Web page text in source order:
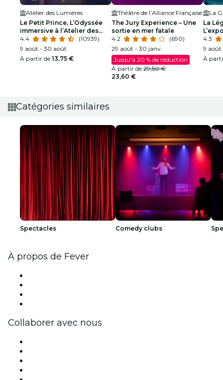
Atelier des Lumières
Le Petit Prince, L’Odyssée
immersive à l’Atelier des
Lumières
4.4
(10939)
9 août - 30 août
À partir de 13,75 €
Théâtre de l’Alliance Française
The Jury Experience – Une
sortie en mer fatale
4.2
(690)
29 août - 30 janv.
Jusqu'à 20 % de réduction
À partir de 29,50 €
23,60 €
La
La
4.3
9 août
À
Catégories similaires
Spectacles Comedy clubs
À propos de Fever
Collaborer avec nous